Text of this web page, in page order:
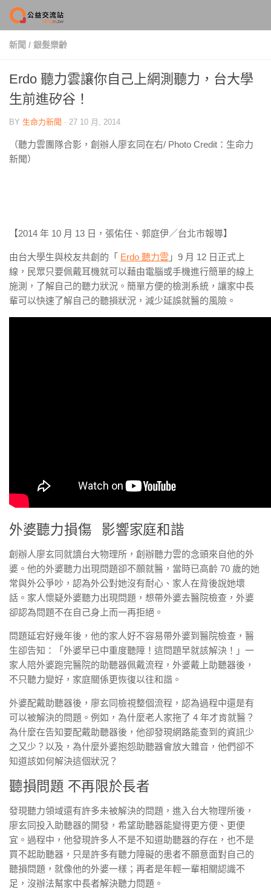
Skip to content
新聞 / 銀髮樂齡
Erdo 聽力雲讓你自己上網測聽力，台大學
生前進矽谷！
BY 生命力新聞 · 27 10 月, 2014
（聽力雲團隊合影，創辦人廖玄同在右/ Photo Credit：生命力
新聞）
【2014 年 10 月 13 日，張佑任、郭庭伊／台北市報導】
由台大學生與校友共創的「 Erdo 聽力雲 」9 月 12 日正式上
線，民眾只要佩戴耳機就可以藉由電腦或手機進行簡單的線上
施測，了解自己的聽力狀況。簡單方便的檢測系統，讓家中長
輩可以快速了解自己的聽損狀況，減少延誤就醫的風險。
外婆聽力損傷 影響家庭和諧
創辦人廖玄同就讀台大物理所，創辦聽力雲的念頭來自他的外
婆。他的外婆聽力出現問題卻不願就醫，當時已高齡 70 歲的她
常與外公爭吵，認為外公對她沒有耐心、家人在背後說她壞
話。家人懷疑外婆聽力出現問題，想帶外婆去醫院檢查，外婆
卻認為問題不在自己身上而一再拒絕。
問題延宕好幾年後，他的家人好不容易帶外婆到醫院檢查，醫
生卻告知：「外婆早已中重度聽障！這問題早就該解決！」一
家人陪外婆跑完醫院的助聽器佩戴流程，外婆戴上助聽器後，
不只聽力變好，家庭關係更恢復以往和諧。
外婆配戴助聽器後，廖玄同檢視整個流程，認為過程中還是有
可以被解決的問題。例如，為什麼老人家拖了 4 年才肯就醫？
為什麼在告知要配戴助聽器後，他卻發現網路能查到的資訊少
之又少？以及，為什麼外婆抱怨助聽器會放大雜音，他們卻不
知道該如何解決這個狀況？
聽損問題 不再限於長者
發現聽力領域還有許多未被解決的問題，進入台大物理所後，
廖玄同投入助聽器的開發，希望助聽器能變得更方便、更便
宜。過程中，他發現許多人不是不知道助聽器的存在，也不是
買不起助聽器，只是許多有聽力障礙的患者不願意面對自己的
聽損問題，就像他的外婆一樣；再者是年輕一輩相關認識不
足，沒辦法幫家中長者解決聽力問題。